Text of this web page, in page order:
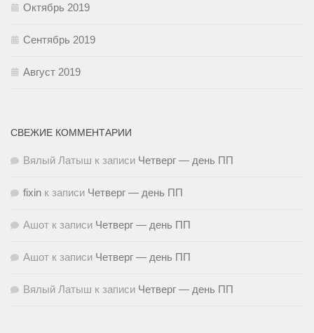
Октябрь 2019
Сентябрь 2019
Август 2019
СВЕЖИЕ КОММЕНТАРИИ
Вялый Латыш к записи Четверг — день ПП
fixin к записи Четверг — день ПП
Ашот к записи Четверг — день ПП
Ашот к записи Четверг — день ПП
Вялый Латыш к записи Четверг — день ПП